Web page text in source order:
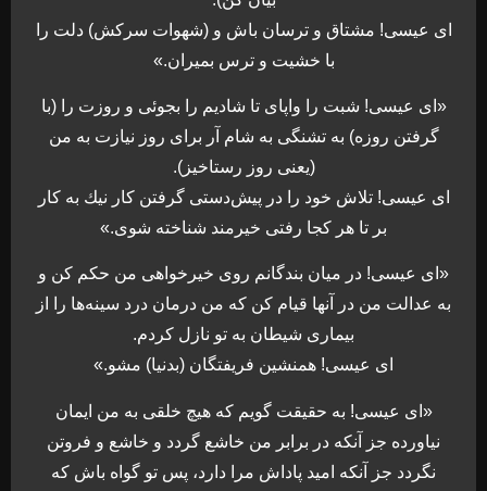
اى عيسى! مشتاق و ترسان باش و (شهوات سركش) دلت را
با خشيت و ترس بميران.»
«اى عيسى! شبت را واپاى تا شاديم را بجوئى و روزت را (با
گرفتن روزه) به تشنگى به شام آر براى روز نيازت به من
(يعنى روز رستاخيز).
اى عيسى! تلاش خود را در پيش‌دستى گرفتن كار نيك به كار
بر تا هر كجا رفتى خيرمند شناخته شوى.»
«اى عيسى! در ميان بندگانم روى خيرخواهى من حكم كن و
به عدالت من در آنها قيام كن كه من درمان درد سينه‌ها را از
بيمارى شيطان به تو نازل كردم.
اى عيسى! همنشين فريفتگان (بدنيا) مشو.»
«اى عيسى! به حقيقت گويم كه هيچ خلقى به من ايمان
نياورده جز آنكه در برابر من خاشع گردد و خاشع و فروتن
نگردد جز آنكه اميد پاداش مرا دارد، پس تو گواه باش كه